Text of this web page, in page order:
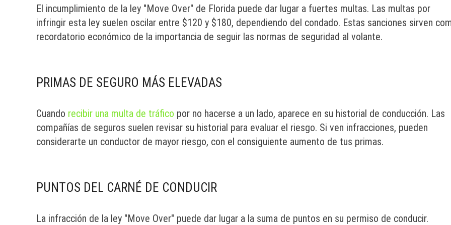
El incumplimiento de la ley "Move Over" de Florida puede dar lugar a fuertes multas. Las multas por
infringir esta ley suelen oscilar entre $120 y $180, dependiendo del condado. Estas sanciones sirven
recordatorio económico de la importancia de seguir las normas de seguridad al volante.
PRIMAS DE SEGURO MÁS ELEVADAS
Cuando recibir una multa de tráfico por no hacerse a un lado, aparece en su historial de conducción. Las
compañías de seguros suelen revisar su historial para evaluar el riesgo. Si ven infracciones, pueden
considerarte un conductor de mayor riesgo, con el consiguiente aumento de tus primas.
PUNTOS DEL CARNÉ DE CONDUCIR
La infracción de la ley "Move Over" puede dar lugar a la suma de puntos en su permiso de conducir.